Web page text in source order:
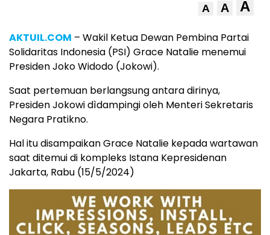
A A A
AKTUIL.COM – Wakil Ketua Dewan Pembina Partai
Solidaritas Indonesia (PSI) Grace Natalie menemui
Presiden Joko Widodo (Jokowi).
Saat pertemuan berlangsung antara dirinya,
Presiden Jokowi dìdampingi oleh Menteri Sekretaris
Negara Pratikno.
Hal itu disampaikan Grace Natalie kepada wartawan
saat ditemui di kompleks Istana Kepresidenan
Jakarta, Rabu (15/5/2024)